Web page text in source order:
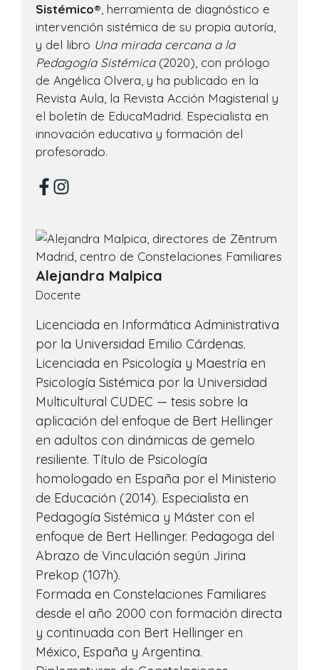
Sistémico® , herramienta de diagnóstico e
intervención sistémica de su propia autoría,
y del libro Una mirada cercana a la
Pedagogía Sistémica(2020), con prólogo
de Angélica Olvera, y ha publicado en la
Revista Aula, la Revista Acción Magisterial y
el boletín de EducaMadrid. Especialista en
innovación educativa y formación del
profesorado.
Alejandra Malpica
Docente
Licenciada en Informática Administrativa
por la Universidad Emilio Cárdenas.
Licenciada en Psicología y Maestría en
Psicología Sistémica por la Universidad
Multicultural CUDEC — tesis sobre la
aplicación del enfoque de Bert Hellinger
en adultos con dinámicas de gemelo
resiliente. Título de Psicología
homologado en España por el Ministerio
de Educación (2014). Especialista en
Pedagogía Sistémica y Máster con el
enfoque de Bert Hellinger. Pedagoga del
Abrazo de Vinculación según Jirina
Prekop (107h).
Formada en Constelaciones Familiares
desde el año 2000 con formación directa
y continuada con Bert Hellinger en
México, España y Argentina.